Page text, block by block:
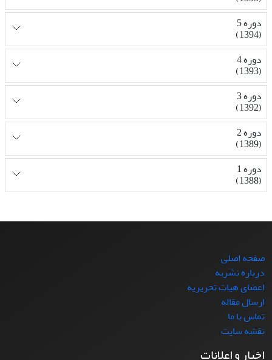
دوره 5
(1394)
دوره 4
(1393)
دوره 3
(1392)
دوره 2
(1389)
دوره 1
(1388)
صفحه اصلی
درباره نشریه
اعضای هیات تحریریه
ارسال مقاله
تماس با ما
نقشه سایت
اخبار و اعلانات